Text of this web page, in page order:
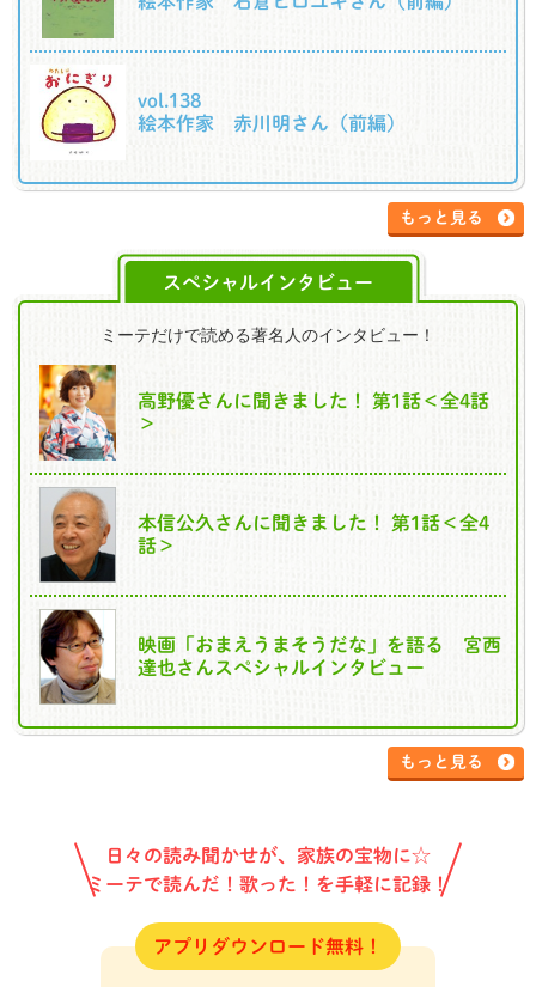
vol.138
絵本作家 赤川明さん（前編）
もっと見る
スペシャルインタビュー
ミーテだけで読める著名人のインタビュー！
高野優さんに聞きました！ 第1話＜全4話
＞
本信公久さんに聞きました！ 第1話＜全4
話＞
映画「おまえうまそうだな」を語る 宮西
達也さんスペシャルインタビュー
もっと見る
日々の読み聞かせが、家族の宝物に☆
ミーテで読んだ！歌った！を手軽に記録！
アプリダウンロード無料！